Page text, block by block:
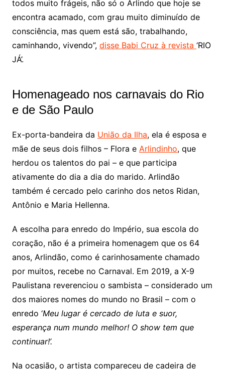
todos muito frágeis, não só o Arlindo que hoje se
encontra acamado, com grau muito diminuído de
consciência, mas quem está são, trabalhando,
caminhando, vivendo”, disse Babi Cruz à revista ‘RIO
JÁ’.
Homenageado nos carnavais do Rio
e de São Paulo
Ex-porta-bandeira da União da Ilha, ela é esposa e
mãe de seus dois filhos – Flora e Arlindinho, que
herdou os talentos do pai – e que participa
ativamente do dia a dia do marido. Arlindão
também é cercado pelo carinho dos netos Ridan,
Antônio e Maria Hellenna.
A escolha para enredo do Império, sua escola do
coração, não é a primeira homenagem que os 64
anos, Arlindão, como é carinhosamente chamado
por muitos, recebe no Carnaval. Em 2019, a X-9
Paulistana reverenciou o sambista – considerado um
dos maiores nomes do mundo no Brasil – com o
enredo ‘Meu lugar é cercado de luta e suor,
esperança num mundo melhor! O show tem que
continuar!’.
Na ocasião, o artista compareceu de cadeira de